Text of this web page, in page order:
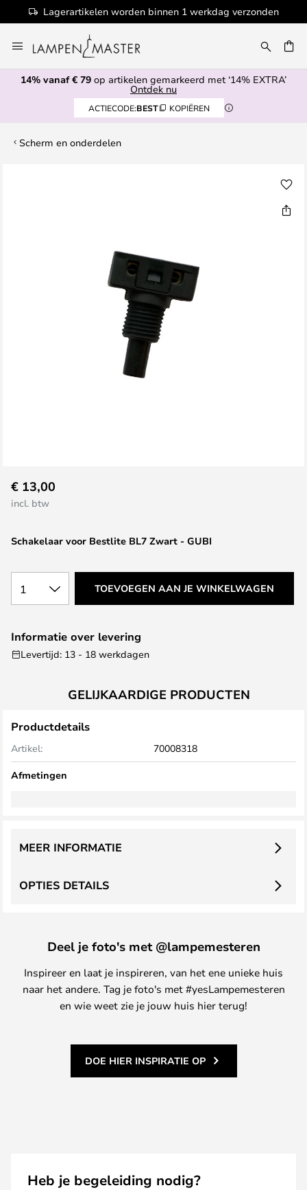
Lagerartikelen worden binnen 1 werkdag verzonden
naar
de
inhoud
14% vanaf € 79 op artikelen gemarkeerd met ‘14% EXTRA’
Ontdek nu
ACTIECODE:BEST KOPIËREN
Scherm en onderdelen
naar
het
van
afbeeldingen-
gallerij
Schakelaar voor Bestlite BL7 Zwart - GUBI
€ 13,00
incl. btw
1 TOEVOEGEN AAN JE WINKELWAGEN
Informatie over levering
Levertijd: 13 - 18 werkdagen
GELIJKAARDIGE PRODUCTEN
Productdetails
Artikel: 70008318
Afmetingen
OPTIES DETAILS
MEER INFORMATIE
Deel je foto's met @lampemesteren
Inspireer en laat je inspireren, van het ene unieke huis
naar het andere. Tag je foto's met #yesLampemesteren
en wie weet zie je jouw huis hier terug!
DOE HIER INSPIRATIE OP
Heb je begeleiding nodig?